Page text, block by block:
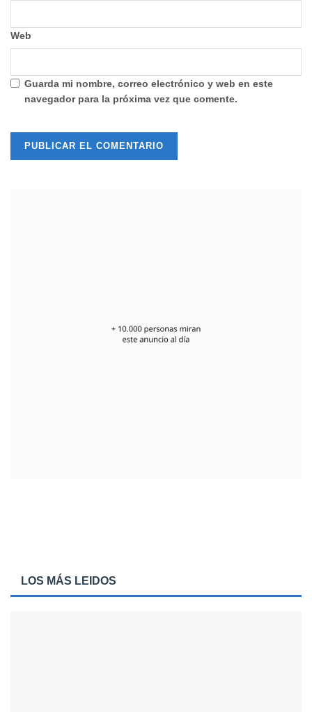
Web
Guarda mi nombre, correo electrónico y web en este
navegador para la próxima vez que comente.
LOS MÁS LEIDOS